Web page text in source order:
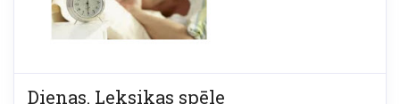
Dienas. Leksikas spēle